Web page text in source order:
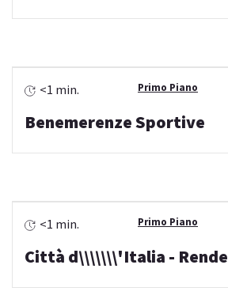
Primo Piano
<1 min.
Benemerenze Sportive
Primo Piano
<1 min.
Città d\\\\\\\'Italia - Rende